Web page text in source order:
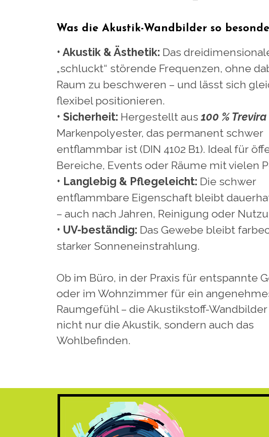
Was die Akustik-Wandbilder so
• Akustik & Ästhetik: Das
„schluckt“ störende Frequenzen, ohne
Raum zu beschweren – und lässt sich
flexibel positionieren.
• Sicherheit: Hergestellt aus 100 % Trevira
Markenpolyester, das permanent schwer
entflammbar ist (DIN 4102 B1). Ideal für
Bereiche, Events oder Räume mit vielen
• Langlebig & Pflegeleicht: Die schwer
entflammbare Eigenschaft bleibt
– auch nach Jahren, Reinigung oder
• UV-beständig: Das Gewebe bleibt
starker Sonneneinstrahlung.
Ob im Büro, in der Praxis für entspannte
oder im Wohnzimmer für ein
Raumgefühl – die Akustikstoff-
nicht nur die Akustik, sondern auch das
Wohlbefinden.